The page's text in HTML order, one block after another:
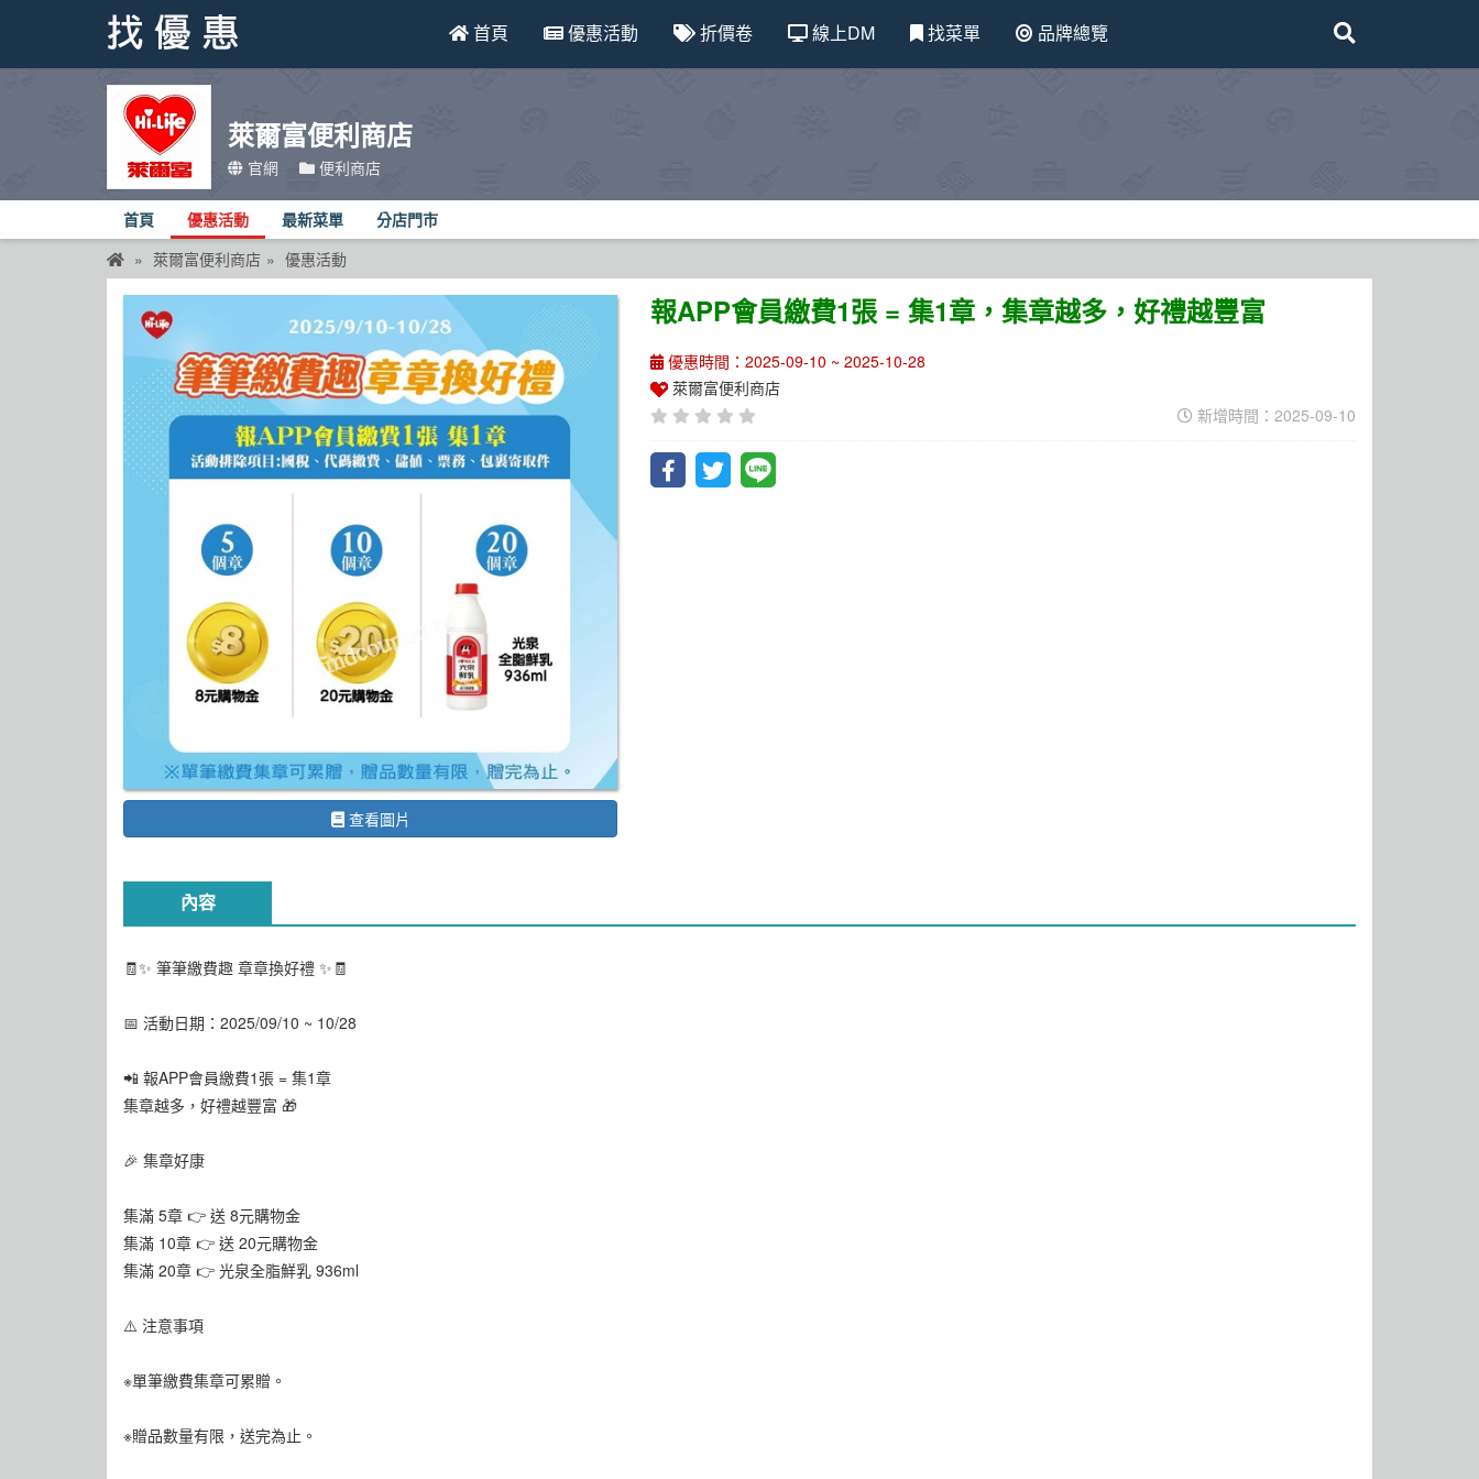
首頁 優惠活動 折價卷 線上DM 找菜單 品牌總覽
萊爾富便利商店
官網 便利商店
首頁 優惠活動 最新菜單 分店門市
萊爾富便利商店 優惠活動
查看圖片
報APP會員繳費1張 = 集1章，集章越多，好禮越豐富
優惠時間：2025-09-10 ~ 2025-10-28
萊爾富便利商店
新增時間：2025-09-10
內容
🧾✨ 筆筆繳費趣 章章換好禮 ✨🧾
📅 活動日期：2025/09/10 ~ 10/28
📲 報APP會員繳費1張 = 集1章
集章越多，好禮越豐富 🎁
🎉 集章好康
集滿 5章 👉 送 8元購物金
集滿 10章 👉 送 20元購物金
集滿 20章 👉 光泉全脂鮮乳 936ml
⚠️ 注意事項
※單筆繳費集章可累贈。
※贈品數量有限，送完為止。
找優惠